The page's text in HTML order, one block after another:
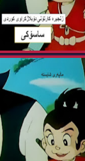
زنجیره‌ كارتۆنی ساسۆكی ئه‌ڵقه‌ی 17